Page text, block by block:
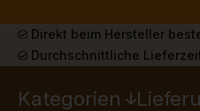
Direkt beim Hersteller
Durchschnittliche
Kategorien